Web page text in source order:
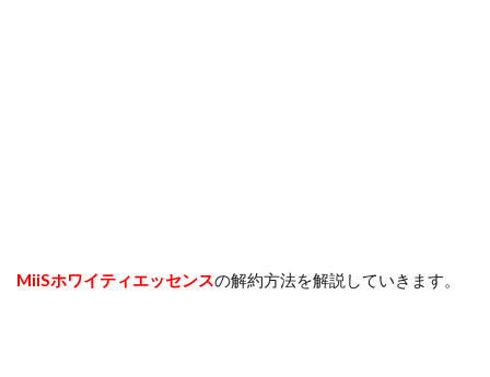
MiiSホワイティエッセンスの解約方法を解説していきます。